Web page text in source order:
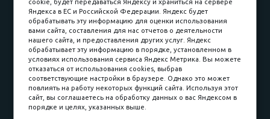
Карьера в компании
Контакты
Принимаем к оплате
Наличные
cookie, будет передаваться Яндексу и храниться на сервере
Яндекса в ЕС и Российской Федерации. Яндекс будет
обрабатывать эту информацию для оценки использования
вами сайта, составления для нас отчетов о деятельности
нашего сайта, и предоставления других услуг. Яндекс
обрабатывает эту информацию в порядке, установленном в
условиях использования сервиса Яндекс Метрика. Вы можете
отказаться от использования cookies, выбрав
соответствующие настройки в браузере. Однако это может
повлиять на работу некоторых функций сайта. Используя этот
сайт, вы соглашаетесь на обработку данных о вас Яндексом в
порядке и целях, указанных выше.